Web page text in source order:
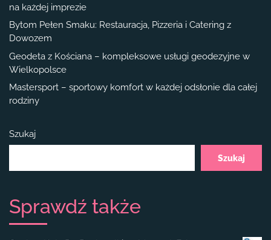
na każdej imprezie
Bytom Pełen Smaku: Restauracja, Pizzeria i Catering z
Dowozem
Geodeta z Kościana – kompleksowe usługi geodezyjne w
Wielkopolsce
Mastersport – sportowy komfort w każdej odsłonie dla całej
rodziny
Szukaj
Szukaj
Sprawdź także